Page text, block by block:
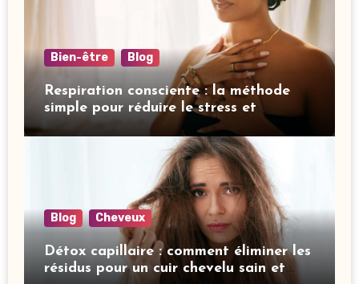
Bien-être Blog
Respiration consciente : la méthode
simple pour réduire le stress et
améliorer votre sommeil
Blog Cheveux
Détox capillaire : comment éliminer les
résidus pour un cuir chevelu sain et